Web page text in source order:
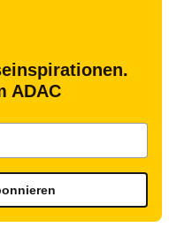
ADAC